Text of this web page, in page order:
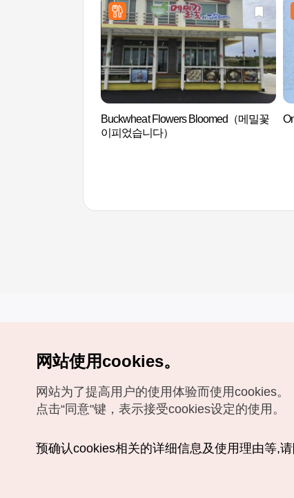
Buckwheat Flowers Bloomed（메밀꽃
이피었습니다）
如有相关疑问或建议，欢迎来信。VISITKOREA官方邮箱
chnsim@knto.or.kr
网站使用cookies。
网站为了提高用户的使用体验而使用cookies。
点击“同意"键，表示接受cookies设定的使用。
预确认cookies相关的详细信息及使用理由等,